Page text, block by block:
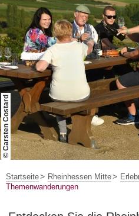
Wein &
Kultur &
Service &
Karte
© Carsten Costard
Startseite Rheinhessen Mitte
Themenwanderungen